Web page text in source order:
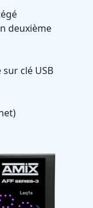
deuxième
clé USB